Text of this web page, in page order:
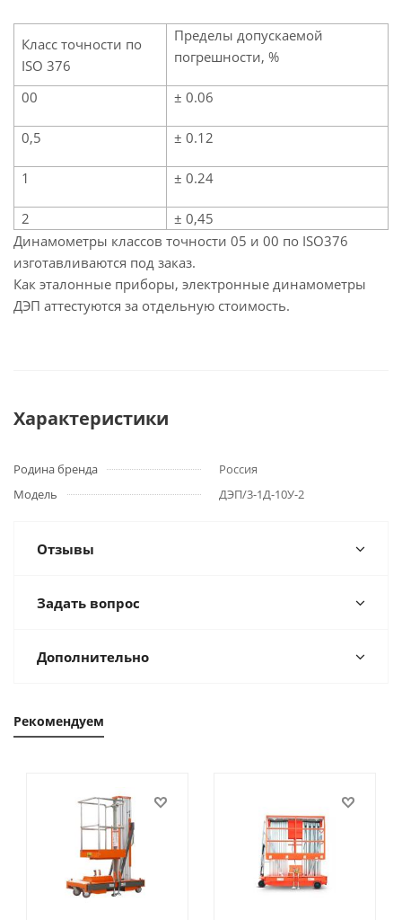
Класс точности по
ISO 376
Пределы допускаемой
погрешности, %
00 ± 0.06
0,5 ± 0.12
1 ± 0.24
2
± 0,45
Динамометры классов точности 05 и 00 по ISO376
изготавливаются под заказ.
Как эталонные приборы, электронные динамометры
ДЭП аттестуются за отдельную стоимость.
Характеристики
Родина бренда
Россия
Модель
ДЭП/3-1Д-10У-2
Отзывы
Задать вопрос
Дополнительно
Рекомендуем